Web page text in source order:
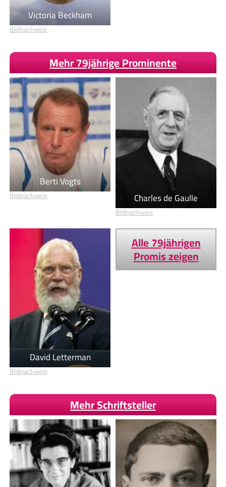
Victoria Beckham
Bildnachweis
Mehr 79jährige Prominente
Berti Vogts
Bildnachweis Charles de Gaulle
Bildnachweis
David Letterman
Bildnachweis
Alle 79jährigen
Promis zeigen
Mehr Schriftsteller